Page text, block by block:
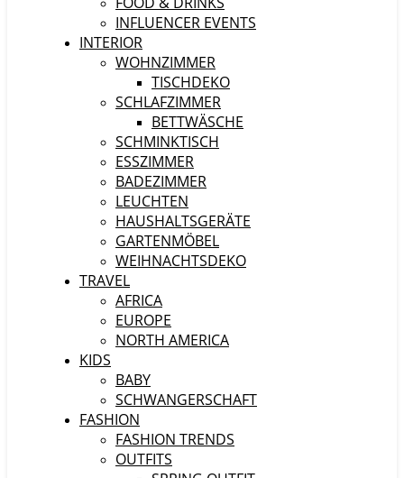
INFLUENCER EVENTS
INTERIOR
WOHNZIMMER
TISCHDEKO
SCHLAFZIMMER
BETTWÄSCHE
SCHMINKTISCH
ESSZIMMER
BADEZIMMER
LEUCHTEN
HAUSHALTSGERÄTE
GARTENMÖBEL
WEIHNACHTSDEKO
TRAVEL
AFRICA
EUROPE
NORTH AMERICA
KIDS
BABY
SCHWANGERSCHAFT
FASHION
FASHION TRENDS
OUTFITS